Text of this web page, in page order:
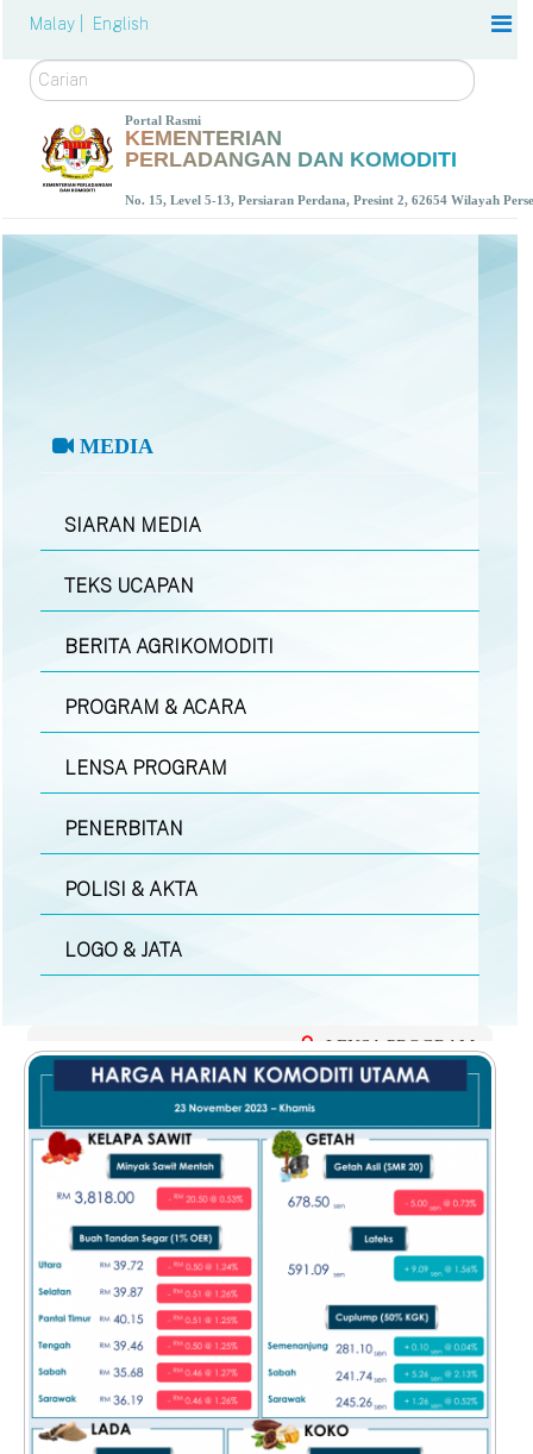
Malay | English
Carian
Portal Rasmi
KEMENTERIAN
PERLADANGAN DAN KOMODITI
No. 15, Level 5-13, Persiaran Perdana, Presint 2, 62654 Wilayah
MEDIA
SIARAN MEDIA
TEKS UCAPAN
BERITA AGRIKOMODITI
PROGRAM & ACARA
LENSA PROGRAM
PENERBITAN
POLISI & AKTA
LOGO & JATA
LENSA PROGRAM